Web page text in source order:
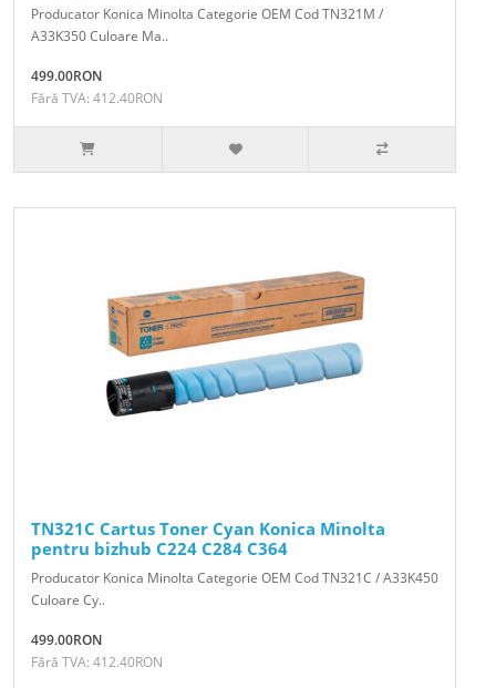
Producator Konica Minolta Categorie OEM Cod TN321M /
A33K350 Culoare Ma..
499.00RON
Fără TVA: 412.40RON
TN321C Cartus Toner Cyan Konica Minolta
pentru bizhub C224 C284 C364
Producator Konica Minolta Categorie OEM Cod TN321C / A33K450
Culoare Cy..
499.00RON
Fără TVA: 412.40RON